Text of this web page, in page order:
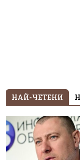
НАЙ-ЧЕТЕНИ